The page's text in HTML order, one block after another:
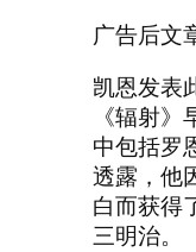
广告后文
凯恩发表
《辐射
中包括罗
透露，他
白而获得
三明治。